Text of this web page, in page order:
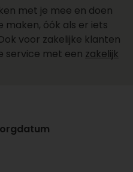
. met je mee en doen
maken, óók als er iets
voor zakelijke klanten
service met een zakelijk